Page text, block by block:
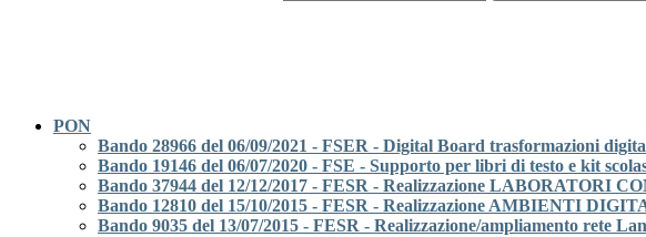
PON
Bando 28966 del 06/09/2021 - FSER - Digital Board trasformazioni
Bando 19146 del 06/07/2020 - FSE - Supporto per libri di testo e kit
Bando 37944 del 12/12/2017 - FESR - Realizzazione LABORATORI
Bando 12810 del 15/10/2015 - FESR - Realizzazione AMBIENTI
Bando 9035 del 13/07/2015 - FESR - Realizzazione/ampliamento rete